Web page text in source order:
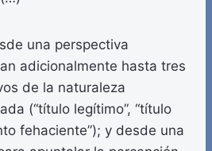
una perspectiva
adicionalmente hasta tres
de la naturaleza
(“título legítimo”, “título
fehaciente”); y desde una